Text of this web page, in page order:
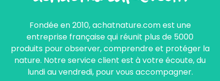
Fondée en 2010, achatnature.com est une
entreprise française qui réunit plus de 5000
produits pour observer, comprendre et protéger la
nature. Notre service client est à votre écoute, du
lundi au vendredi, pour vous accompagner.